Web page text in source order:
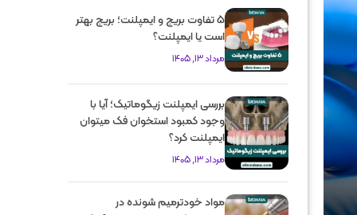
5 تفاوت بریج و ایمپلنت؛ بریج بهتر
است یا ایمپلنت؟
مرداد 13, 1405
بررسی ایمپلنت زیگوماتیک؛ آیا با
وجود کمبود استخوان فک میتوان
ایمپلنت کرد؟
مرداد 13, 1405
مواد خودترمیم شونده در